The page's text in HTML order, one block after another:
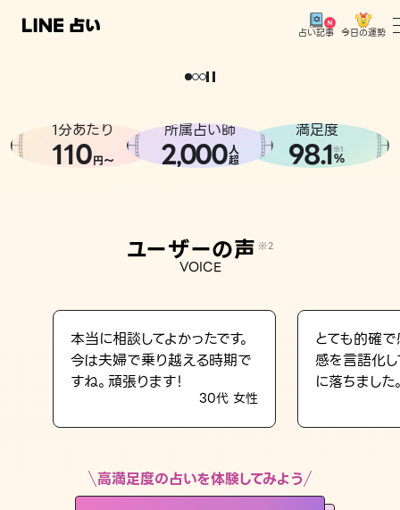
占い記事 今日の運勢
相談事例
LINE占いを開く
※LINEアプリ内のサービスページへ遷移します
どうせなら
。
1分あたり
110円〜
所属占い師
2,000人
超
満足度
98.1※1
%
ユーザーの声 ※2
VOICE
本当に相談してよかったです。
今は夫婦で乗り越える時期で
すね。頑張ります！
30代 女性
とても的確
感を言語化
に落ちました
高満足度の占いを体験してみよう